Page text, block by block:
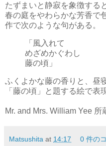
たずまいと静寂を象徴す
春の庭をやわらかな芳香
作で次のような句がある。
「風入れて
めざめかぐわし
藤の頃」
ふくよかな藤の香りと、昼
「藤の頃」と題する絵で表
Mr. and Mrs. William Yee 所
Matsushita at 14:17 0 件の